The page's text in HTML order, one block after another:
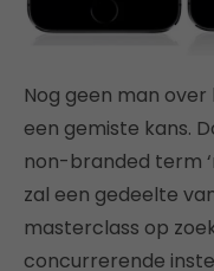
Nog geen man
een gemiste kans.
non-branded term
zal een gedeelte
masterclass op
concurrerende